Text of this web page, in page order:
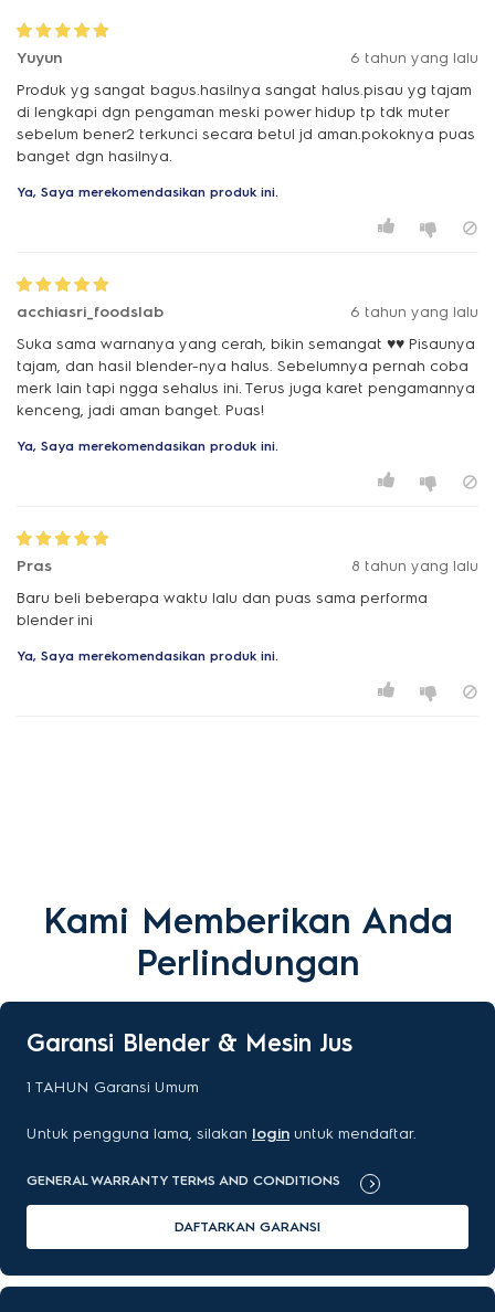
Yuyun
6 tahun yang lalu
Produk yg sangat bagus.hasilnya sangat halus.pisau yg tajam
di lengkapi dgn pengaman meski power hidup tp tdk muter
sebelum bener2 terkunci secara betul jd aman.pokoknya puas
banget dgn hasilnya.
Ya, Saya merekomendasikan produk ini.
acchiasri_foodslab
6 tahun yang lalu
Suka sama warnanya yang cerah, bikin semangat ♥️♥️ Pisaunya
tajam, dan hasil blender-nya halus. Sebelumnya pernah coba
merk lain tapi ngga sehalus ini. Terus juga karet pengamannya
kenceng, jadi aman banget. Puas!
Ya, Saya merekomendasikan produk ini.
Pras
8 tahun yang lalu
Baru beli beberapa waktu lalu dan puas sama performa
blender ini
Ya, Saya merekomendasikan produk ini.
Kami Memberikan Anda
Perlindungan
Garansi Blender & Mesin Jus
1 TAHUN Garansi Umum
Untuk pengguna lama, silakan login untuk mendaftar.
GENERAL WARRANTY TERMS AND CONDITIONS
DAFTARKAN GARANSI